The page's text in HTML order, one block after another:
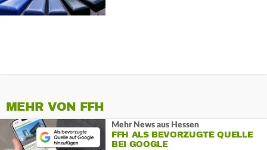
MEHR VON FFH
Mehr News aus Hessen
FFH ALS BEVORZUGTE QUELLE
BEI GOOGLE